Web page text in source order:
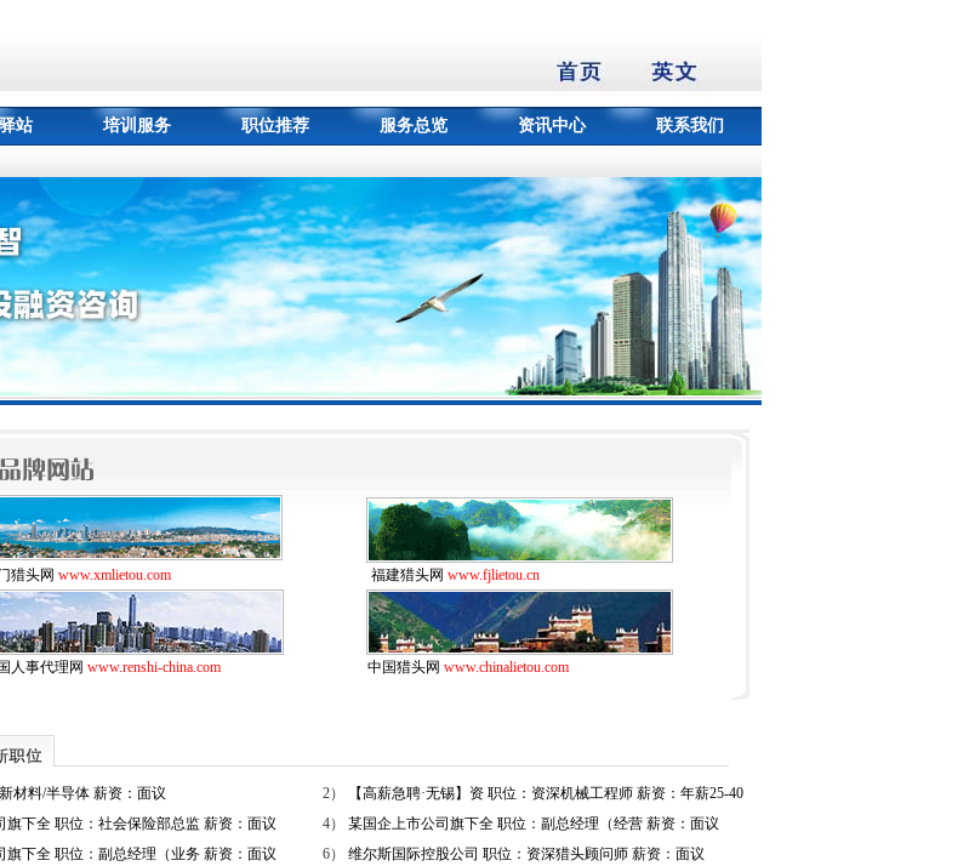
站 培训服务 职位推荐 服务总览 资讯中心 联系我们
猎头网 www.xmlietou.com 福建猎头网 www.fjlietou.cn
人事代理网 www.renshi-china.com 中国猎头网 www.chinalietou.com
材料/半导体 薪资：面议 2）
【高薪急聘·无锡】资 职位：资深机械工程师 薪资：年薪25-40
旗下全 职位：社会保险部总监 薪资：面议 4）
某国企上市公司旗下全 职位：副总经理（经营 薪资：面议
旗下全 职位：副总经理（业务 薪资：面议 6）
维尔斯国际控股公司 职位：资深猎头顾问师 薪资：面议